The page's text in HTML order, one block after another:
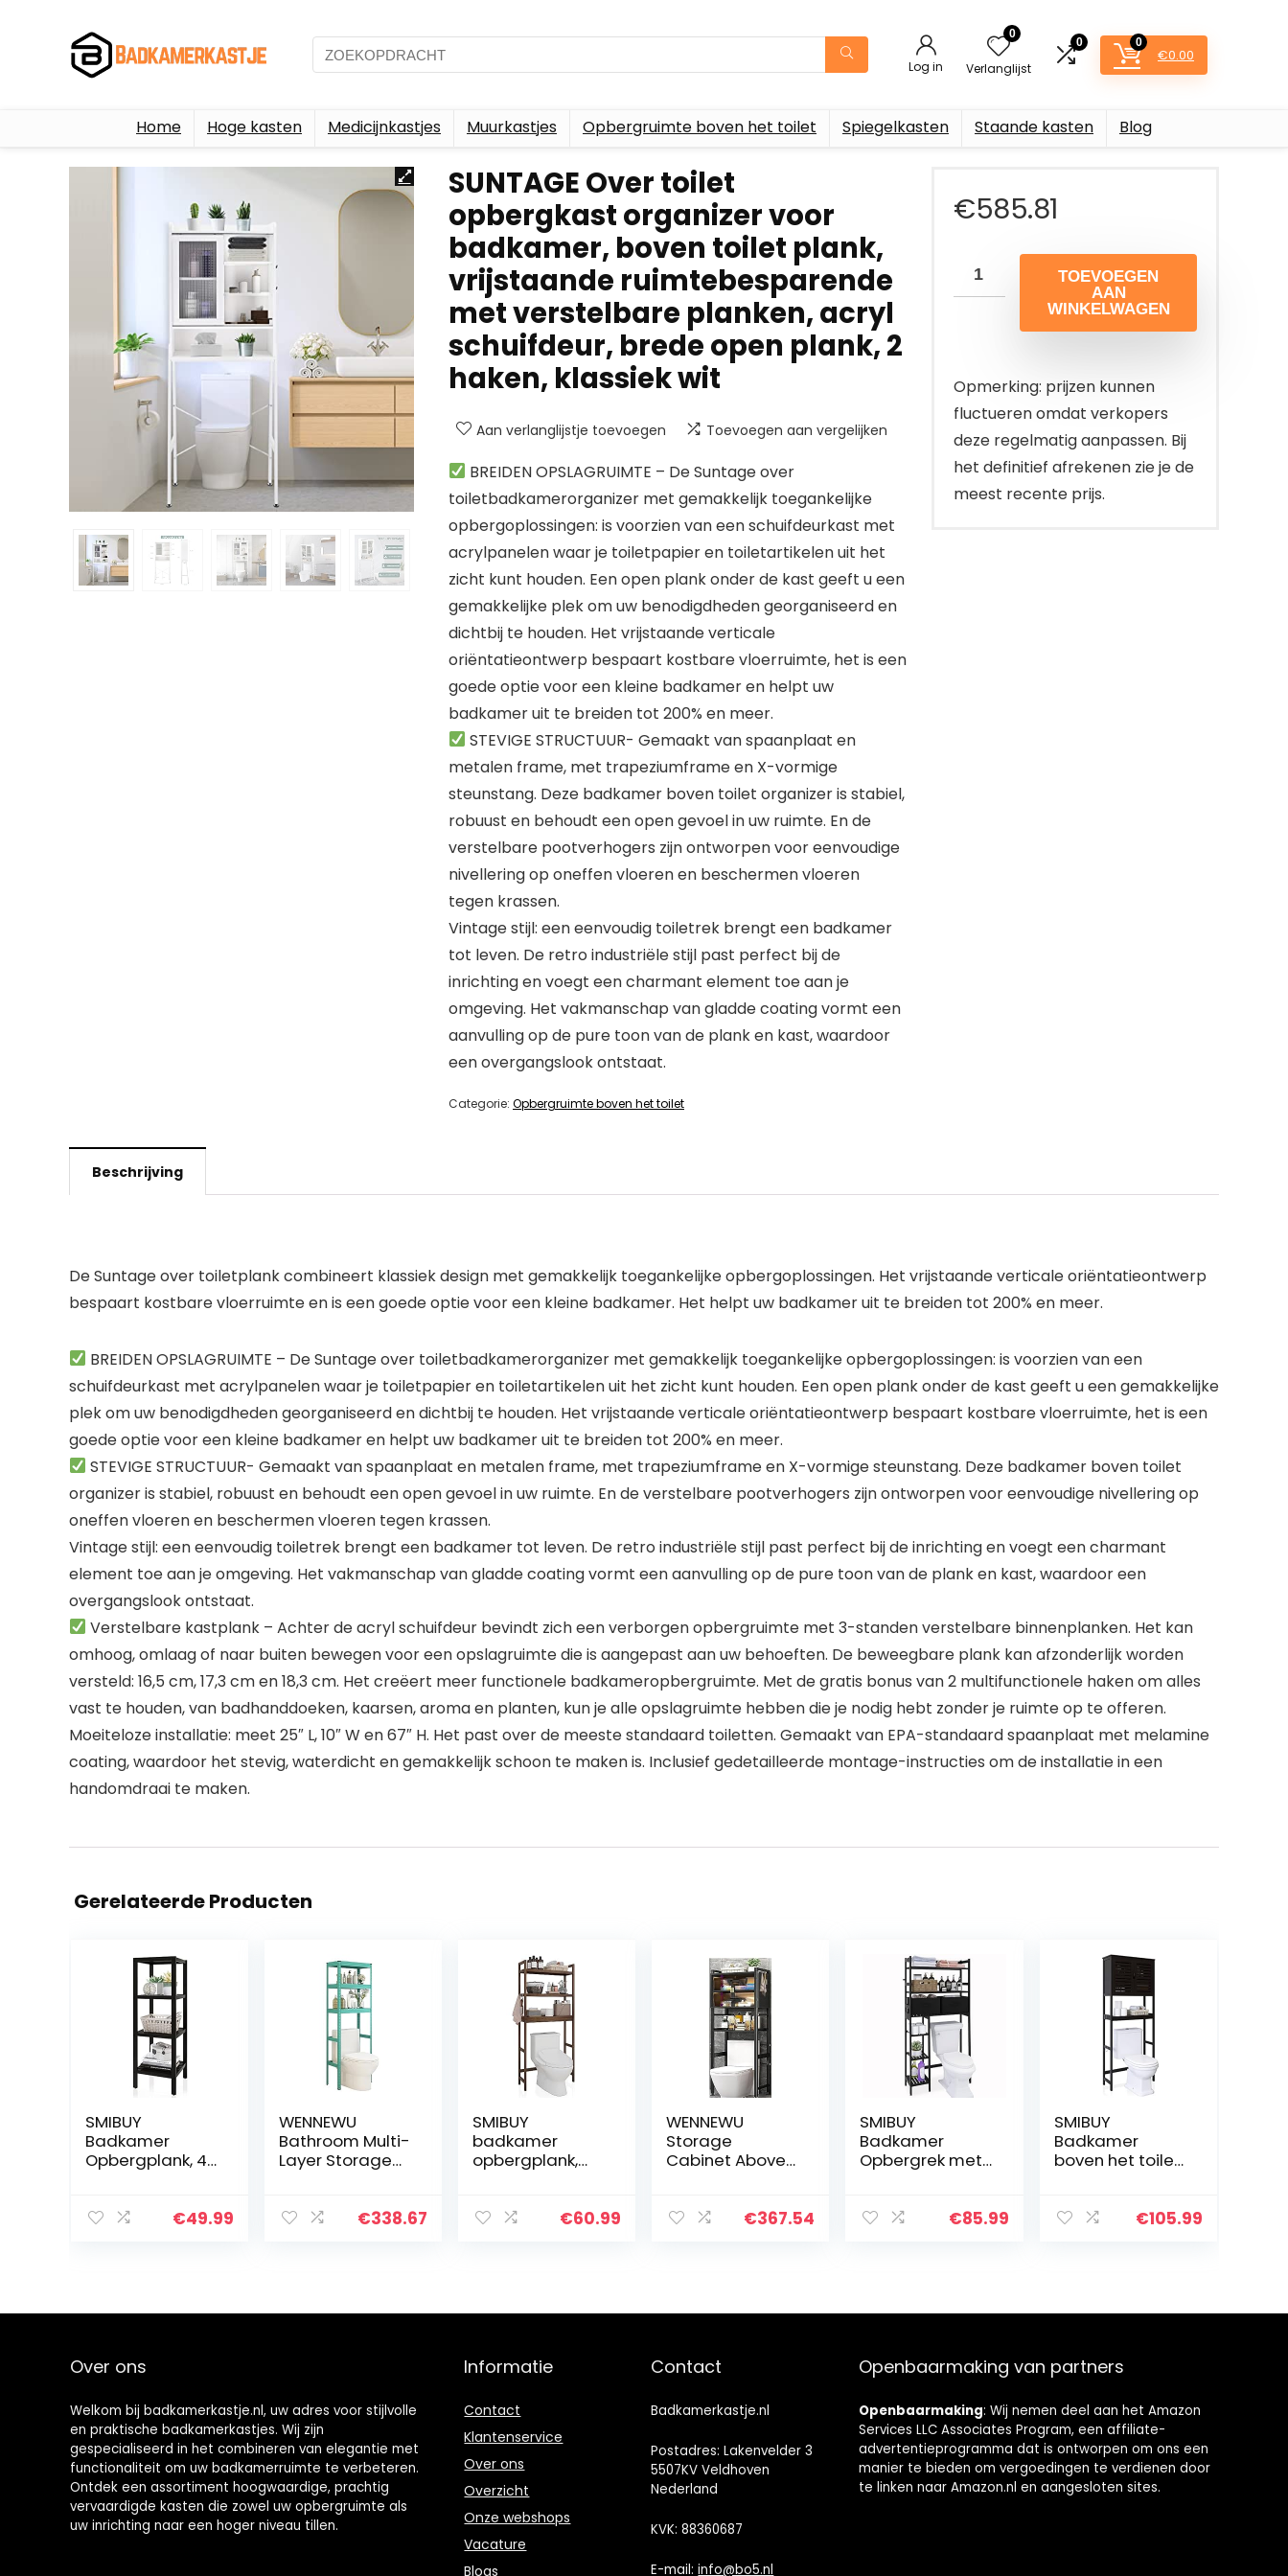
Log in
0
Verlanglijst
0 0
€0.00
Home Hoge kasten Medicijnkastjes Muurkastjes Opbergruimte boven het toilet Spiegelkasten Staande kasten Blog
SUNTAGE Over toilet
opbergkast organizer voor
badkamer, boven toilet plank,
vrijstaande ruimtebesparende
met verstelbare planken, acryl
schuifdeur, brede open plank, 2
haken, klassiek wit
Aan verlanglijstje toevoegen Toevoegen aan vergelijken
BREIDEN OPSLAGRUIMTE – De Suntage over
toiletbadkamerorganizer met gemakkelijk toegankelijke
opbergoplossingen: is voorzien van een schuifdeurkast met
acrylpanelen waar je toiletpapier en toiletartikelen uit het
zicht kunt houden. Een open plank onder de kast geeft u een
gemakkelijke plek om uw benodigdheden georganiseerd en
dichtbij te houden. Het vrijstaande verticale
oriëntatieontwerp bespaart kostbare vloerruimte, het is een
goede optie voor een kleine badkamer en helpt uw
badkamer uit te breiden tot 200% en meer.
STEVIGE STRUCTUUR- Gemaakt van spaanplaat en
metalen frame, met trapeziumframe en X-vormige
steunstang. Deze badkamer boven toilet organizer is stabiel,
robuust en behoudt een open gevoel in uw ruimte. En de
verstelbare pootverhogers zijn ontworpen voor eenvoudige
nivellering op oneffen vloeren en beschermen vloeren
tegen krassen.
Vintage stijl: een eenvoudig toiletrek brengt een badkamer
tot leven. De retro industriële stijl past perfect bij de
inrichting en voegt een charmant element toe aan je
omgeving. Het vakmanschap van gladde coating vormt een
aanvulling op de pure toon van de plank en kast, waardoor
een overgangslook ontstaat.
Categorie: Opbergruimte boven het toilet
€585.81
TOEVOEGEN
AAN
WINKELWAGEN
Opmerking: prijzen kunnen
fluctueren omdat verkopers
deze regelmatig aanpassen. Bij
het definitief afrekenen zie je de
meest recente prijs.
Beschrijving
De Suntage over toiletplank combineert klassiek design met gemakkelijk toegankelijke opbergoplossingen. Het vrijstaande verticale oriëntatieontwerp
bespaart kostbare vloerruimte en is een goede optie voor een kleine badkamer. Het helpt uw badkamer uit te breiden tot 200% en meer.
BREIDEN OPSLAGRUIMTE – De Suntage over toiletbadkamerorganizer met gemakkelijk toegankelijke opbergoplossingen: is voorzien van een
schuifdeurkast met acrylpanelen waar je toiletpapier en toiletartikelen uit het zicht kunt houden. Een open plank onder de kast geeft u een gemakkelijke
plek om uw benodigdheden georganiseerd en dichtbij te houden. Het vrijstaande verticale oriëntatieontwerp bespaart kostbare vloerruimte, het is een
goede optie voor een kleine badkamer en helpt uw badkamer uit te breiden tot 200% en meer.
STEVIGE STRUCTUUR- Gemaakt van spaanplaat en metalen frame, met trapeziumframe en X-vormige steunstang. Deze badkamer boven toilet
organizer is stabiel, robuust en behoudt een open gevoel in uw ruimte. En de verstelbare pootverhogers zijn ontworpen voor eenvoudige nivellering op
oneffen vloeren en beschermen vloeren tegen krassen.
Vintage stijl: een eenvoudig toiletrek brengt een badkamer tot leven. De retro industriële stijl past perfect bij de inrichting en voegt een charmant
element toe aan je omgeving. Het vakmanschap van gladde coating vormt een aanvulling op de pure toon van de plank en kast, waardoor een
overgangslook ontstaat.
Verstelbare kastplank – Achter de acryl schuifdeur bevindt zich een verborgen opbergruimte met 3-standen verstelbare binnenplanken. Het kan
omhoog, omlaag of naar buiten bewegen voor een opslagruimte die is aangepast aan uw behoeften. De beweegbare plank kan afzonderlijk worden
versteld: 16,5 cm, 17,3 cm en 18,3 cm. Het creëert meer functionele badkameropbergruimte. Met de gratis bonus van 2 multifunctionele haken om alles
vast te houden, van badhanddoeken, kaarsen, aroma en planten, kun je alle opslagruimte hebben die je nodig hebt zonder je ruimte op te offeren.
Moeiteloze installatie: meet 25″ L, 10″ W en 67″ H. Het past over de meeste standaard toiletten. Gemaakt van EPA-standaard spaanplaat met melamine
coating, waardoor het stevig, waterdicht en gemakkelijk schoon te maken is. Inclusief gedetailleerde montage-instructies om de installatie in een
handomdraai te maken.
Gerelateerde Producten
SMIBUY
Badkamer
Opbergplank, 4-
Multifunctionele
€49.99
WENNEWU
Bathroom Multi-
Layer Storage
The Shelf Above
Rack,Blauw,60 *
€338.67
SMIBUY
badkamer
opbergplank,
organizerrek,
planken
€60.99
WENNEWU
Storage
Cabinet Above
Rack, Multi-
Bathroom
hree floors
€367.54
SMIBUY
Badkamer
Opbergrek met
Opbergrek,
Verstelbare
€85.99
SMIBUY
Badkamer
boven het toilet
kast organizer,
binnenplank en
€105.99
Over ons
Welkom bij badkamerkastje.nl, uw adres voor stijlvolle
en praktische badkamerkastjes. Wij zijn
gespecialiseerd in het combineren van elegantie met
functionaliteit om uw badkamerruimte te verbeteren.
Ontdek een assortiment hoogwaardige, prachtig
vervaardigde kasten die zowel uw opbergruimte als
uw inrichting naar een hoger niveau tillen.
Informatie
Contact
Klantenservice
Over ons
Overzicht
Onze webshops
Vacature
Blogs
Contact
Badkamerkastje.nl
Postadres: Lakenvelder 3
5507KV Veldhoven
Nederland
KVK: 88360687
E-mail:info@bo5.nl
Openbaarmaking van partners
Openbaarmaking: Wij nemen deel aan het Amazon
Services LLC Associates Program, een affiliate-
advertentieprogramma dat is ontworpen om ons een
manier te bieden om vergoedingen te verdienen door
te linken naar Amazon.nl en aangesloten sites.